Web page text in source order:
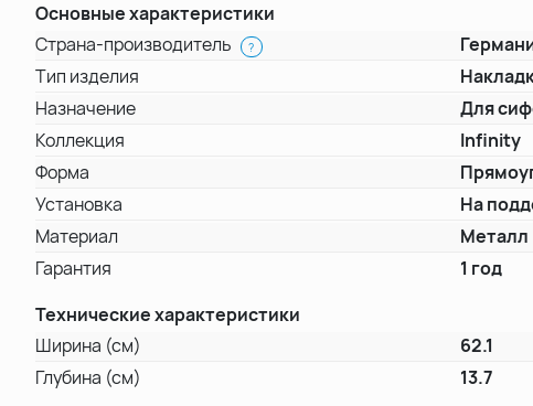
Основные характеристики
Страна-производитель
?
Тип изделия
Назначение
Для
Коллекция
Infinity
Форма
Установка
На
Материал
Металл
Гарантия
1 год
Технические характеристики
Ширина (см)
62.1
Глубина (см)
13.7